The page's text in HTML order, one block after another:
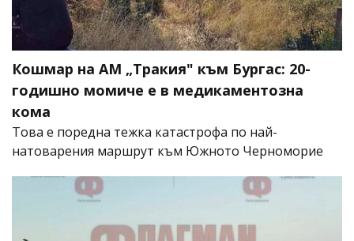
Кошмар на АМ „Тракия" към Бургас: 20-
годишно момиче е в медикаментозна
кома
Това е поредна тежка катастрофа по най-
натоварения маршрут към Южното Черноморие